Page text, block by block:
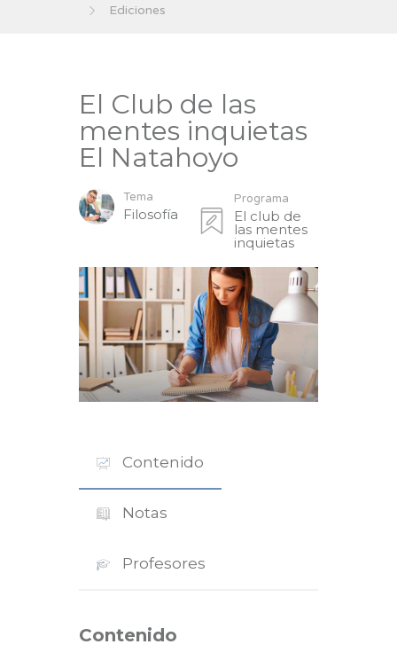
Ediciones
El Club de las
mentes inquietas
El Natahoyo
Tema
Filosofía
Programa
El club de
las mentes
inquietas
Contenido
Notas
Profesores
Contenido